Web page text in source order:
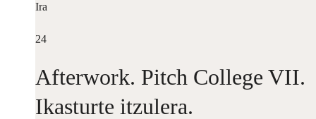
Ira
24
Afterwork. Pitch College VII.
Ikasturte itzulera.